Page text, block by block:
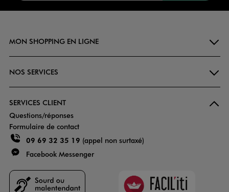
MON SHOPPING EN LIGNE
NOS SERVICES
SERVICES CLIENT
Questions/réponses
Formulaire de contact
09 69 32 35 19 (appel non surtaxé)
Facebook Messenger
Faciliti